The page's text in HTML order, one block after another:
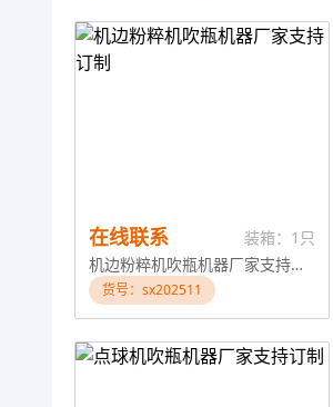
在线联系
装箱：1只
机边粉粹机吹瓶机器厂家支持订制
货号：sx202511